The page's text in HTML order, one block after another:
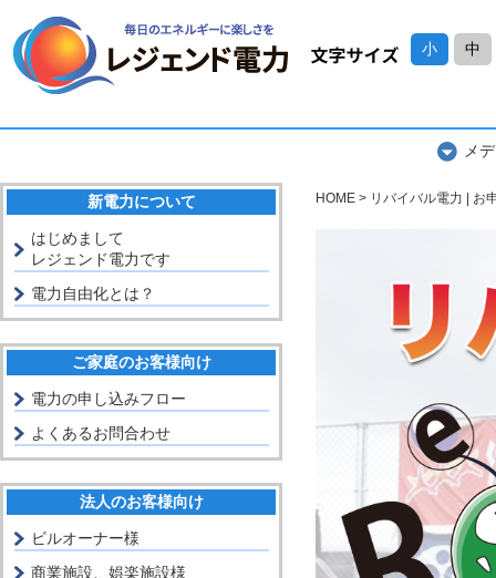
小 中
メ
新電力について
はじめまして
レジェンド電力です
電力自由化とは？
ご家庭のお客様向け
電力の申し込みフロー
よくあるお問合わせ
法人のお客様向け
ビルオーナー様
商業施設、娯楽施設様
HOME リバイバル電力 | お